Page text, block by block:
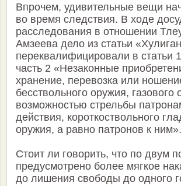
Впрочем, удивительные вещи
во время следствия. В ходе
расследования в отношении
Амзеева дело из статьи
переквалифицировали в статьи
часть 2 «Незаконные
хранение, перевозка или
бесствольного оружия, газового
возможностью стрельбы
действия, короткоствольного
оружия, а равно патронов к ним».
Стоит ли говорить, что по двум
предусмотрено более мягкое
до лишения свободы до одного